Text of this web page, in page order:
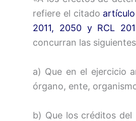
refiere el citado
2011, 2050 y RCL
concurran las
a) Que en el ejercicio
órgano, ente,
b) Que los créditos